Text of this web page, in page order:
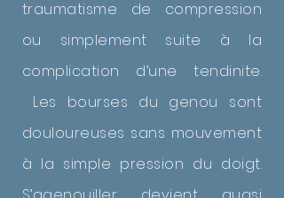
traumatisme de compression
ou simplement suite à la
complication d’une tendinite.
Les bourses du genou sont
douloureuses sans mouvement
à la simple pression du doigt.